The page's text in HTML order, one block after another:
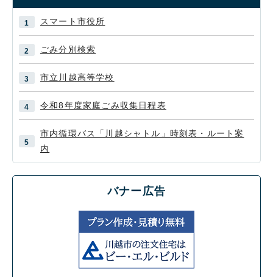
スマート市役所
ごみ分別検索
市立川越高等学校
令和8年度家庭ごみ収集日程表
市内循環バス「川越シャトル」時刻表・ルート案
内
バナー広告